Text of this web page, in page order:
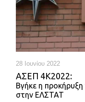
28 Ιουνίου 2022
ΑΣΕΠ 4Κ2022:
Βγήκε η προκήρυξη
στην ΕΛΣΤΑΤ